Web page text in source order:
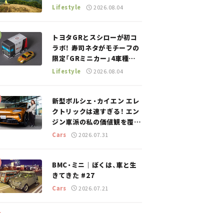
Lifestyle 2026.08.04
トヨタGRとスシローが初コ
ラボ！ 寿司ネタがモチーフの
限定「GRミニカー」4車種が
登場。入手方法は？【クルマ
Lifestyle 2026.08.04
新型ポルシェ・カイエン エレ
クトリックは速すぎる！ エン
ジン車派の私の価値観を覆し
た、新しいポルシェの走り。
Cars 2026.07.31
BMC・ミニ｜ぼくは、車と生
きてきた #27
Cars 2026.07.21